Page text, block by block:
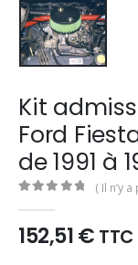
Kit
Ford
de 1991 à
( Il n’y
152,51€ TTC